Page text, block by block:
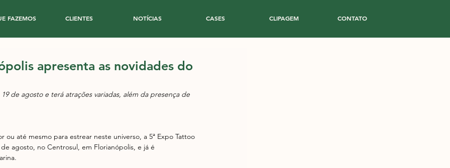
FAZEMOS CLIENTES NOTÍCIAS CASES CLIPAGEM CONTATO
apresenta as novidades do
de agosto e terá atrações variadas, além da presença de
até mesmo para estrear neste universo, a 5ª Expo Tattoo
agosto, no Centrosul, em Florianópolis, e já é